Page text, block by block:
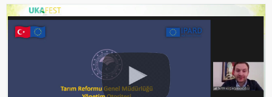
Girişimcimiyiz yoksa Girişken mi? Z Kuşağı Örneği - Zafer
KÜÇÜKŞABANOĞLU
Kırsal Alanlarda Yenilikçilik ve GirişimcilikTıbbi ve Aromatik Bitkiler